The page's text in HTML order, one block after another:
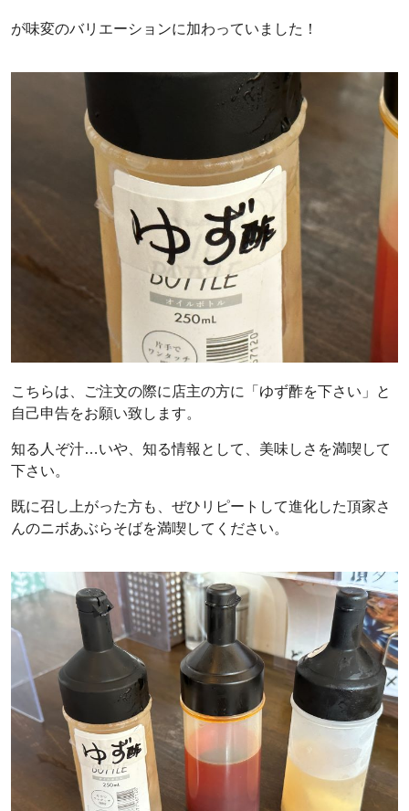
が味変のバリエーションに加わっていました！
こちらは、ご注文の際に店主の方に「ゆず酢を下さい」と
自己申告をお願い致します。
知る人ぞ汁…いや、知る情報として、美味しさを満喫して
下さい。
既に召し上がった方も、ぜひリピートして進化した頂家さ
んのニボあぶらそばを満喫してください。